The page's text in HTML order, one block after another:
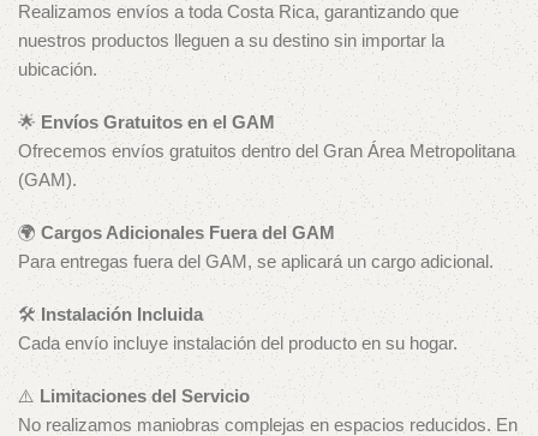
Realizamos envíos a toda Costa Rica, garantizando que
nuestros productos lleguen a su destino sin importar la
ubicación.
🌟Envíos Gratuitos en el GAM
Ofrecemos envíos gratuitos dentro del Gran Área Metropolitana
(GAM).
🌍 Cargos Adicionales Fuera del GAM
Para entregas fuera del GAM, se aplicará un cargo adicional.
🛠️ Instalación Incluida
Cada envío incluye instalación del producto en su hogar.
⚠️ Limitaciones del Servicio
No realizamos maniobras complejas en espacios reducidos. En